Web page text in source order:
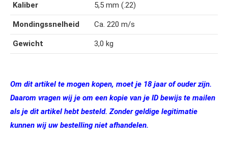
Kaliber 5,5 mm (.22)
Mondingssnelheid Ca. 220 m/s
Gewicht 3,0 kg
Om dit artikel te mogen kopen, moet je 18 jaar of ouder zijn.
Daarom vragen wij je om een kopie van je ID bewijs te mailen
als je dit artikel hebt besteld. Zonder geldige legitimatie
kunnen wij uw bestelling niet afhandelen.